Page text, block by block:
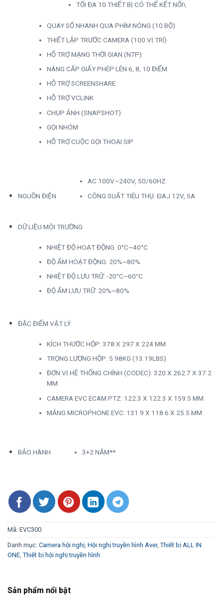
TỐI ĐA 10 THIẾT BỊ CÓ THỂ KẾT NỐI\
QUAY SỐ NHANH QUA PHÍM NÓNG (10 BỘ)
THIẾT LẬP TRƯỚC CAMERA (100 VỊ TRÍ)
HỖ TRỢ MẠNG THỜI GIAN (NTP)
NÂNG CẤP GIẤY PHÉP LÊN 6, 8, 10 ĐIỂM
HỖ TRỢ SCREENSHARE
HỖ TRỢ VCLINK
CHỤP ẢNH (SNAPSHOT)
GỌI NHÓM
HỖ TRỢ CUỘC GỌI THOẠI SIP
NGUỒN ĐIỆN
AC 100V~240V, 50/60HZ
CÔNG SUẤT TIÊU THỤ: EIAJ 12V, 5A
DỮ LIỆU MÔI TRƯỜNG
NHIỆT ĐỘ HOẠT ĐỘNG: 0°C~40°C
ĐỘ ẨM HOẠT ĐỘNG: 20%~80%
NHIỆT ĐỘ LƯU TRỮ: -20°C~60°C
ĐỘ ẨM LƯU TRỮ: 20%~80%
ĐẶC ĐIỂM VẬT LÝ
KÍCH THƯỚC HỘP: 378 X 297 X 224 MM
TRỌNG LƯỢNG HỘP: 5.98KG (13.19LBS)
ĐƠN VỊ HỆ THỐNG CHÍNH (CODEC): 320 X 262.7 X 37.2
MM
CAMERA EVC ECAM PTZ: 122.3 X 122.3 X 159.5 MM
MẢNG MICROPHONE EVC: 131.9 X 118.6 X 25.5 MM
BẢO HÀNH 3+2 NĂM**
Mã: EVC300
Danh mục: Camera hội nghị, Hội nghị truyền hình Aver, Thiết bị ALL IN
ONE, Thiết bị hội nghị truyền hình
Sản phẩm nổi bật